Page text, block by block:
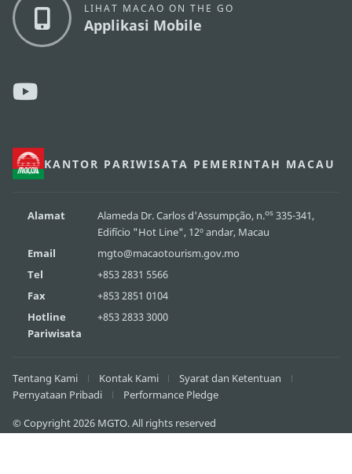
KANTOR PARIWISATA PEMERINTAH MACAU
Alamat Alameda Dr. Carlos d'Assumpção, n.os335-341,
Edifício "Hot Line", 12º andar, Macau
Email
mgto@macaotourism.gov.mo
Tel
+853 2831 5566
Fax
+853 2851 0104
Hotline
Pariwisata
+853 2833 3000
LIHAT MACAO ON THE GO
Applikasi Mobile
Tentang Kami Kontak Kami
Syarat dan Ketentuan
Pernyataan Pribadi
Performance Pledge
© Copyright 2026 MGTO. All rights reserved